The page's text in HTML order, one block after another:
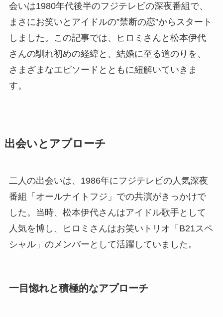
会いは1980年代後半のフジテレビの深夜番組で、
まさにお笑いとアイドルの”禁断の恋”からスタート
しました。この記事では、ヒロミさんと松本伊代
さんの馴れ初めの経緯と、結婚に至る道のりを、
さまざまなエピソードとともに紐解いていきま
す。
出会いとアプローチ
二人の出会いは、1986年にフジテレビの人気深夜
番組「オールナイトフジ」での共演がきっかけで
した。当時、松本伊代さんはアイドル歌手として
人気を博し、ヒロミさんはお笑いトリオ「B21スペ
シャル」のメンバーとして活躍していました。
一目惚れと積極的なアプローチ